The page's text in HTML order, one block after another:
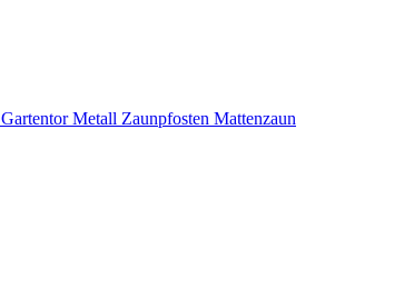
Gartentor Metall Zaunpfosten Mattenzaun